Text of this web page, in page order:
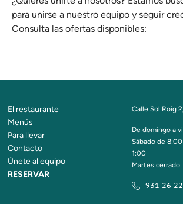
para unirse a nuestro equipo y seguir
Consulta las ofertas disponibles:
El restaurante
Menús
Para llevar
Contacto
Únete al equipo
RESERVAR
Calle Sol Roig
De domingo a
Sábado de
1:00
Martes cerrado
931 26